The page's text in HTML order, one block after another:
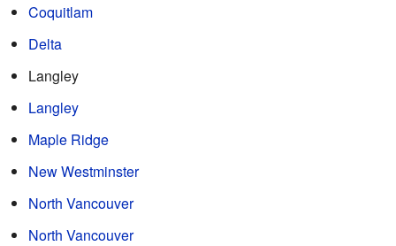
Coquitlam
Delta
Langley
Langley
Maple Ridge
New Westminster
North Vancouver
North Vancouver